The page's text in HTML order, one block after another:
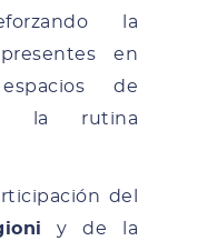
la
en
de
la rutina
del
y de la